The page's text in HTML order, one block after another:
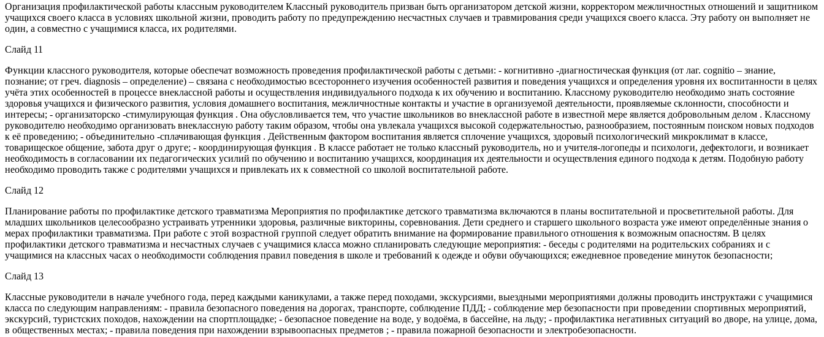
Организация профилактической работы классным руководителем Классный руководитель призван быть организатором детской жизни, корректором межличностных отношений и защитником
учащихся своего класса в условиях школьной жизни, проводить работу по предупреждению несчастных случаев и травмирования среди учащихся своего класса. Эту работу он выполняет не
один, а совместно с учащимися класса, их родителями.
Слайд 11
Функции классного руководителя, которые обеспечат возможность проведения профилактической работы с детьми: - когнитивно -диагностическая функция (от лаг. cognitio – знание,
познание; от греч. diagnоsis – определение) – связана с необходимостью всестороннего изучения особенностей развития и поведения учащихся и определения уровня их воспитанности в целях
учёта этих особенностей в процессе внеклассной работы и осуществления индивидуального подхода к их обучению и воспитанию. Классному руководителю необходимо знать состояние
здоровья учащихся и физического развития, условия домашнего воспитания, межличностные контакты и участие в организуемой деятельности, проявляемые склонности, способности и
интересы; - организаторско -стимулирующая функция . Она обусловливается тем, что участие школьников во внеклассной работе в известной мере является добровольным делом . Классному
руководителю необходимо организовать внеклассную работу таким образом, чтобы она увлекала учащихся высокой содержательностью, разнообразием, постоянным поиском новых подходов
к её проведению; - объединительно -сплачивающая функция . Действенным фактором воспитания является сплочение учащихся, здоровый психологический микроклимат в классе,
товарищеское общение, забота друг о друге; - координирующая функция . В классе работает не только классный руководитель, но и учителя-логопеды и психологи, дефектологи, и возникает
необходимость в согласовании их педагогических усилий по обучению и воспитанию учащихся, координация их деятельности и осуществления единого подхода к детям. Подобную работу
необходимо проводить также с родителями учащихся и привлекать их к совместной со школой воспитательной работе.
Слайд 12
Планирование работы по профилактике детского травматизма Мероприятия по профилактике детского травматизма включаются в планы воспитательной и просветительной работы. Для
младших школьников целесообразно устраивать утренники здоровья, различные викторины, соревнования. Дети среднего и старшего школьного возраста уже имеют определённые знания о
мерах профилактики травматизма. При работе с этой возрастной группой следует обратить внимание на формирование правильного отношения к возможным опасностям. В целях
профилактики детского травматизма и несчастных случаев с учащимися класса можно спланировать следующие мероприятия: - беседы с родителями на родительских собраниях и с
учащимися на классных часах о необходимости соблюдения правил поведения в школе и требований к одежде и обуви обучающихся; ежедневное проведение минуток безопасности;
Слайд 13
Классные руководители в начале учебного года, перед каждыми каникулами, а также перед походами, экскурсиями, выездными мероприятиями должны проводить инструктажи с учащимися
класса по следующим направлениям: - правила безопасного поведения на дорогах, транспорте, соблюдение ПДД; - соблюдение мер безопасности при проведении спортивных мероприятий,
экскурсий, туристских походов, нахождении на спортплощадке; - безопасное поведение на воде, у водоёма, в бассейне, на льду; - профилактика негативных ситуаций во дворе, на улице, дома,
в общественных местах; - правила поведения при нахождении взрывоопасных предметов ; - правила пожарной безопасности и электробезопасности.